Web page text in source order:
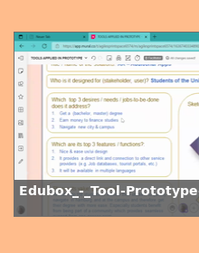
Edubox_-_Tool-